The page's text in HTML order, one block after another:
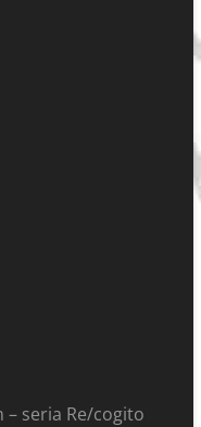
seria Re/cogito